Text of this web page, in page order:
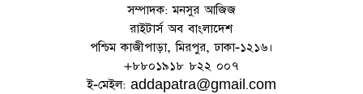
সম্পাদক: মনসুর আজিজ
রাইটার্স অব বাংলাদেশ
পশ্চিম কাজীপাড়া, মিরপুর, ঢাকা-১২১৬।
+৮৮০১৯১৮ ৮২২ ০০৭
ই-মেইল: addapatra@gmail.com